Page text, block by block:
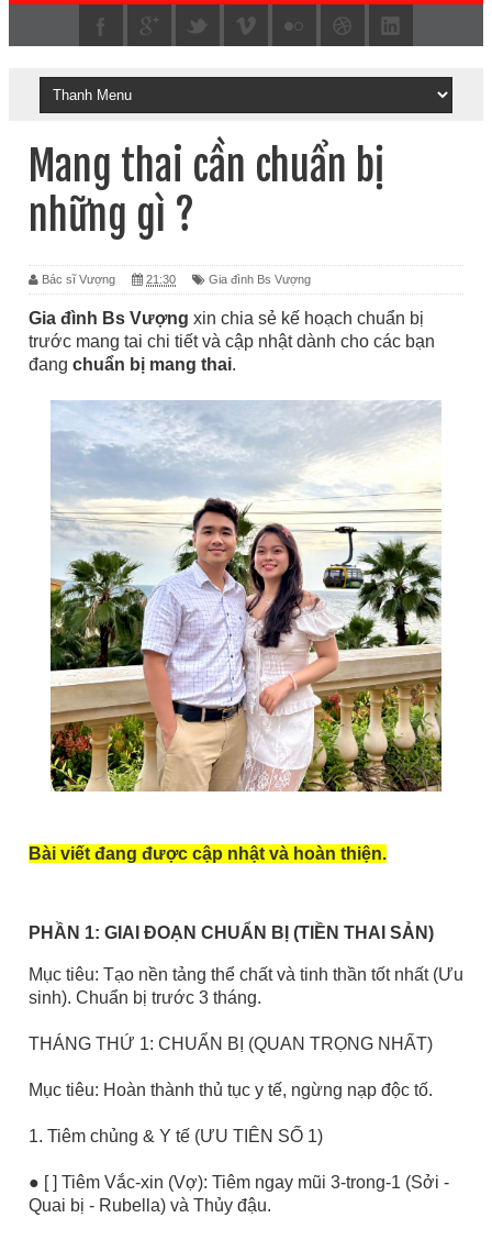
Mang thai cần chuẩn bị
những gì ?
Bác sĩ Vượng 21:30 Gia đình Bs Vượng
Gia đình Bs Vượng xin chia sẻ kế hoạch chuẩn bị
trước mang tai chi tiết và cập nhật dành cho các bạn
đang chuẩn bị mang thai.
Bài viết đang được cập nhật và hoàn thiện.
PHẦN 1: GIAI ĐOẠN CHUẨN BỊ (TIỀN THAI SẢN)
Mục tiêu: Tạo nền tảng thể chất và tinh thần tốt nhất (Ưu
sinh). Chuẩn bị trước 3 tháng.
THÁNG THỨ 1: CHUẨN BỊ (QUAN TRỌNG NHẤT)
Mục tiêu: Hoàn thành thủ tục y tế, ngừng nạp độc tố.
1. Tiêm chủng & Y tế (ƯU TIÊN SỐ 1)
● [ ] Tiêm Vắc-xin (Vợ): Tiêm ngay mũi 3-trong-1 (Sởi -
Quai bị - Rubella) và Thủy đậu.